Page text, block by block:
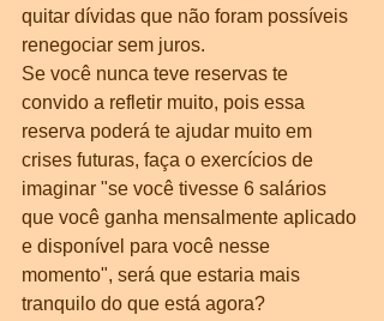
quitar dívidas que não foram possíveis
renegociar sem juros.
Se você nunca teve reservas te
convido a refletir muito, pois essa
reserva poderá te ajudar muito em
crises futuras, faça o exercícios de
imaginar "se você tivesse 6 salários
que você ganha mensalmente aplicado
e disponível para você nesse
momento", será que estaria mais
tranquilo do que está agora?